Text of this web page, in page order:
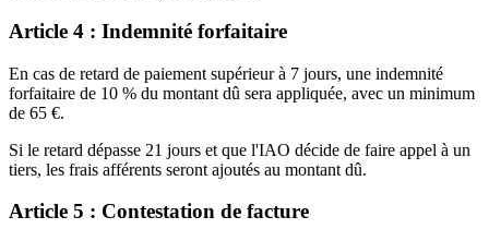
Article 4 : Indemnité forfaitaire
En cas de retard de paiement supérieur à 7 jours, une indemnité
forfaitaire de 10 % du montant dû sera appliquée, avec un minimum
de 65 €.
Si le retard dépasse 21 jours et que l'IAO décide de faire appel à un
tiers, les frais afférents seront ajoutés au montant dû.
Article 5 : Contestation de facture